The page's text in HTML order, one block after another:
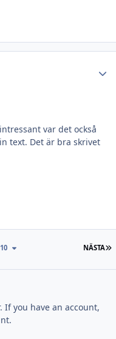
var det också
text. Det är bra skrivet
NÄSTA
If you have an account,